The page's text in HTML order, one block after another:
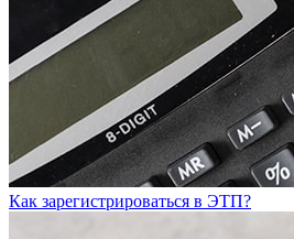
Как зарегистрироваться в ЭТП?